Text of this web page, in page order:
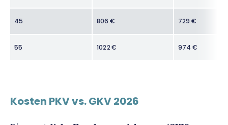
45 806 € 729 €
55 1022 € 974 €
Kosten PKV vs. GKV 2026